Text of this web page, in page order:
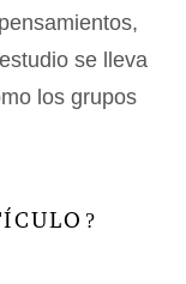
se lleva
los grupos
?